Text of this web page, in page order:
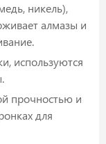
никель),
алмазы и
используются
прочностью и
для